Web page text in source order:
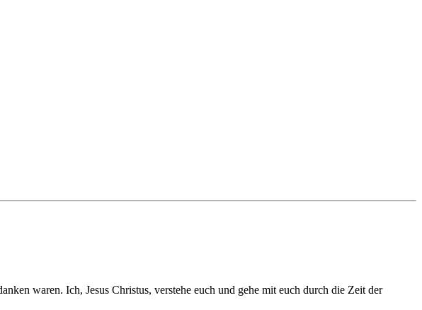
waren. Ich, Jesus Christus, verstehe euch und gehe mit euch durch die Zeit der